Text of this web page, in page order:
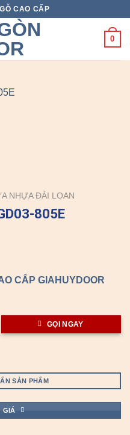
CAO CẤP
0
NHỰA ĐÀI LOAN
805E
CẤP GIAHUYDOOR
GỌI NGAY
SẢN PHẨM
GIÁ